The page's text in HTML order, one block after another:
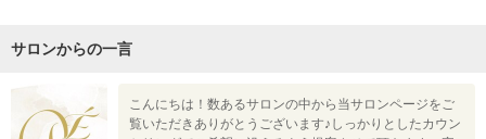
サロンからの一言
こんにちは！数あるサロンの中から当サロンページをご
覧いただきありがとうございます♪しっかりとしたカウン